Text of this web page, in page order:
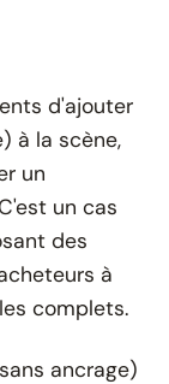
d'ajouter
à la scène,
un
un cas
des
à
complets.
ancrage)